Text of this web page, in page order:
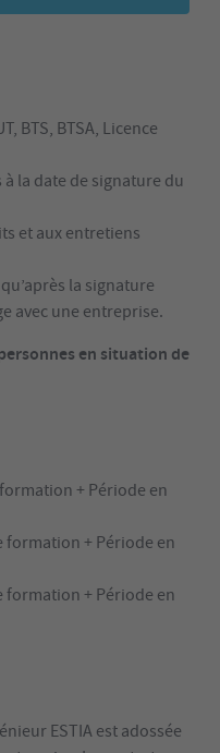
BTS, BTSA, Licence
à la date de signature du
et aux entretiens
la signature
avec une entreprise.
en situation de
+ Période en
formation + Période en
formation + Période en
ESTIA est adossée